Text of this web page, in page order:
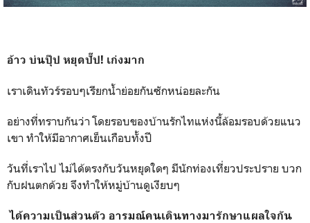
อ้าว บ่นปุ๊ป หยุดปั๊ป! เก่งมาก
เราเดินทัวร์รอบๆเรียกน้ำย่อยกันซักหน่อยละกัน
อย่างที่ทราบกันว่า โดยรอบของบ้านรักไทแห่งนี้ล้อมรอบด้วยแนว
เขา ทำให้มีอากาศเย็นเกือบทั้งปี
วันที่เราไป ไม่ได้ตรงกับวันหยุดใดๆ มีนักท่องเที่ยวประปราย บวก
กับฝนตกด้วย จึงทำให้หมู่บ้านดูเงียบๆ
ได้ความเป็นส่วนตัว อารมณ์คนเดินทางมารักษาแผลใจกัน